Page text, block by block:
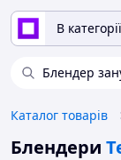
В категорії
Блендер
Каталог товарів
Блендери